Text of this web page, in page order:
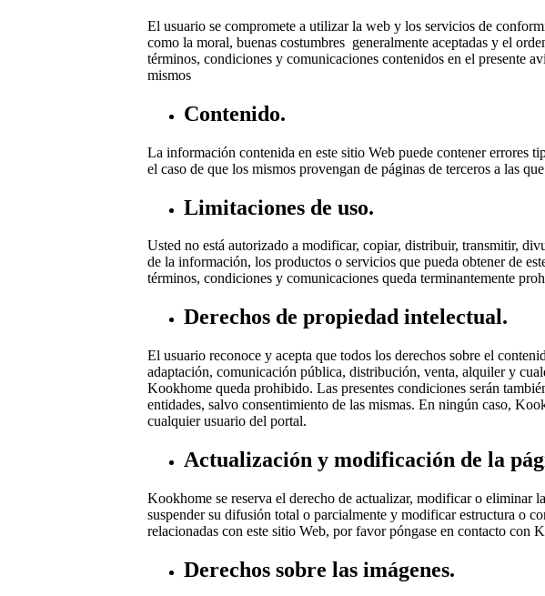
El usuario se compromete a utilizar la web y los servicios de
como la moral, buenas costumbres generalmente aceptadas y el
términos, condiciones y comunicaciones contenidos en el presente
mismos
Contenido.
La información contenida en este sitio Web puede contener errores
el caso de que los mismos provengan de páginas de terceros a las
Limitaciones de uso.
Usted no está autorizado a modificar, copiar, distribuir, transmitir,
de la información, los productos o servicios que pueda obtener de
términos, condiciones y comunicaciones queda terminantemente
Derechos de propiedad intelectual.
El usuario reconoce y acepta que todos los derechos sobre el
adaptación, comunicación pública, distribución, venta, alquiler y
Kookhome queda prohibido. Las presentes condiciones serán
entidades, salvo consentimiento de las mismas. En ningún caso,
cualquier usuario del portal.
Actualización y modificación de la
Kookhome se reserva el derecho de actualizar, modificar o
suspender su difusión total o parcialmente y modificar estructura o
relacionadas con este sitio Web, por favor póngase en contacto
Derechos sobre las imágenes.